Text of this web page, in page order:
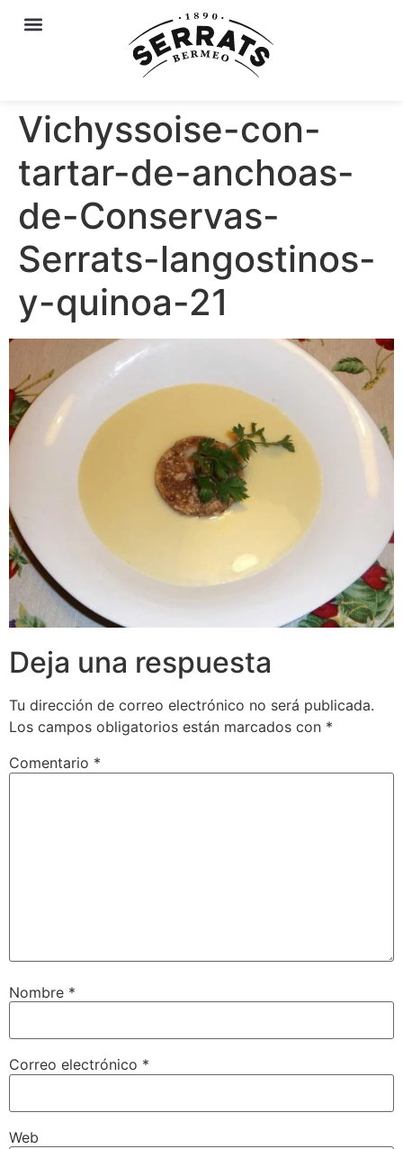
Vichyssoise-con-
tartar-de-anchoas-
de-Conservas-
Serrats-langostinos-
y-quinoa-21
Deja una respuesta
Tu dirección de correo electrónico no será publicada.
Los campos obligatorios están marcados con *
Comentario *
Nombre *
Correo electrónico *
Web